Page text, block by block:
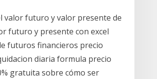
valor futuro y valor presente de
futuro y presente con excel
futuros financieros precio
diaria formula precio
gratuita sobre cómo ser